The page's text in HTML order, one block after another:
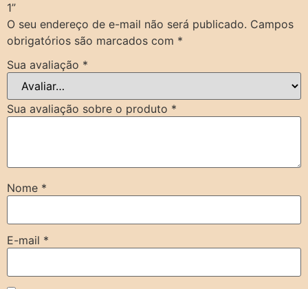
1”
O seu endereço de e-mail não será publicado. Campos
obrigatórios são marcados com *
Sua avaliação *
Sua avaliação sobre o produto *
Nome *
E-mail *